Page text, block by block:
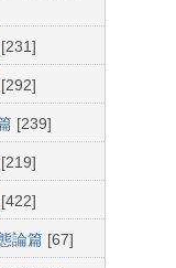
[231]
[292]
[239]
[219]
[422]
論篇 [67]